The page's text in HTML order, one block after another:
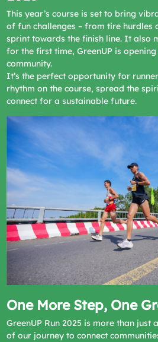
This year’s course is set to bring
of fun challenges – from tire hurdles
sprint towards the finish line. It also
for the first time, GreenUP is
community.
It’s the perfect opportunity for
rhythm on the course, spread the
connect for a sustainable future.
One More Step, One
GreenUP Run 2025 is more than just
of our journey to connect